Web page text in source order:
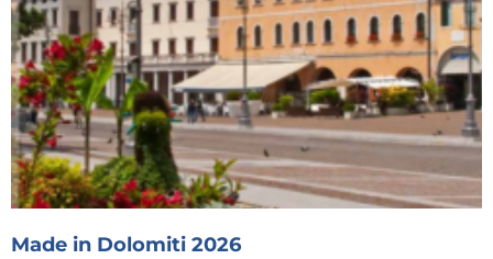
Made in Dolomiti 2026